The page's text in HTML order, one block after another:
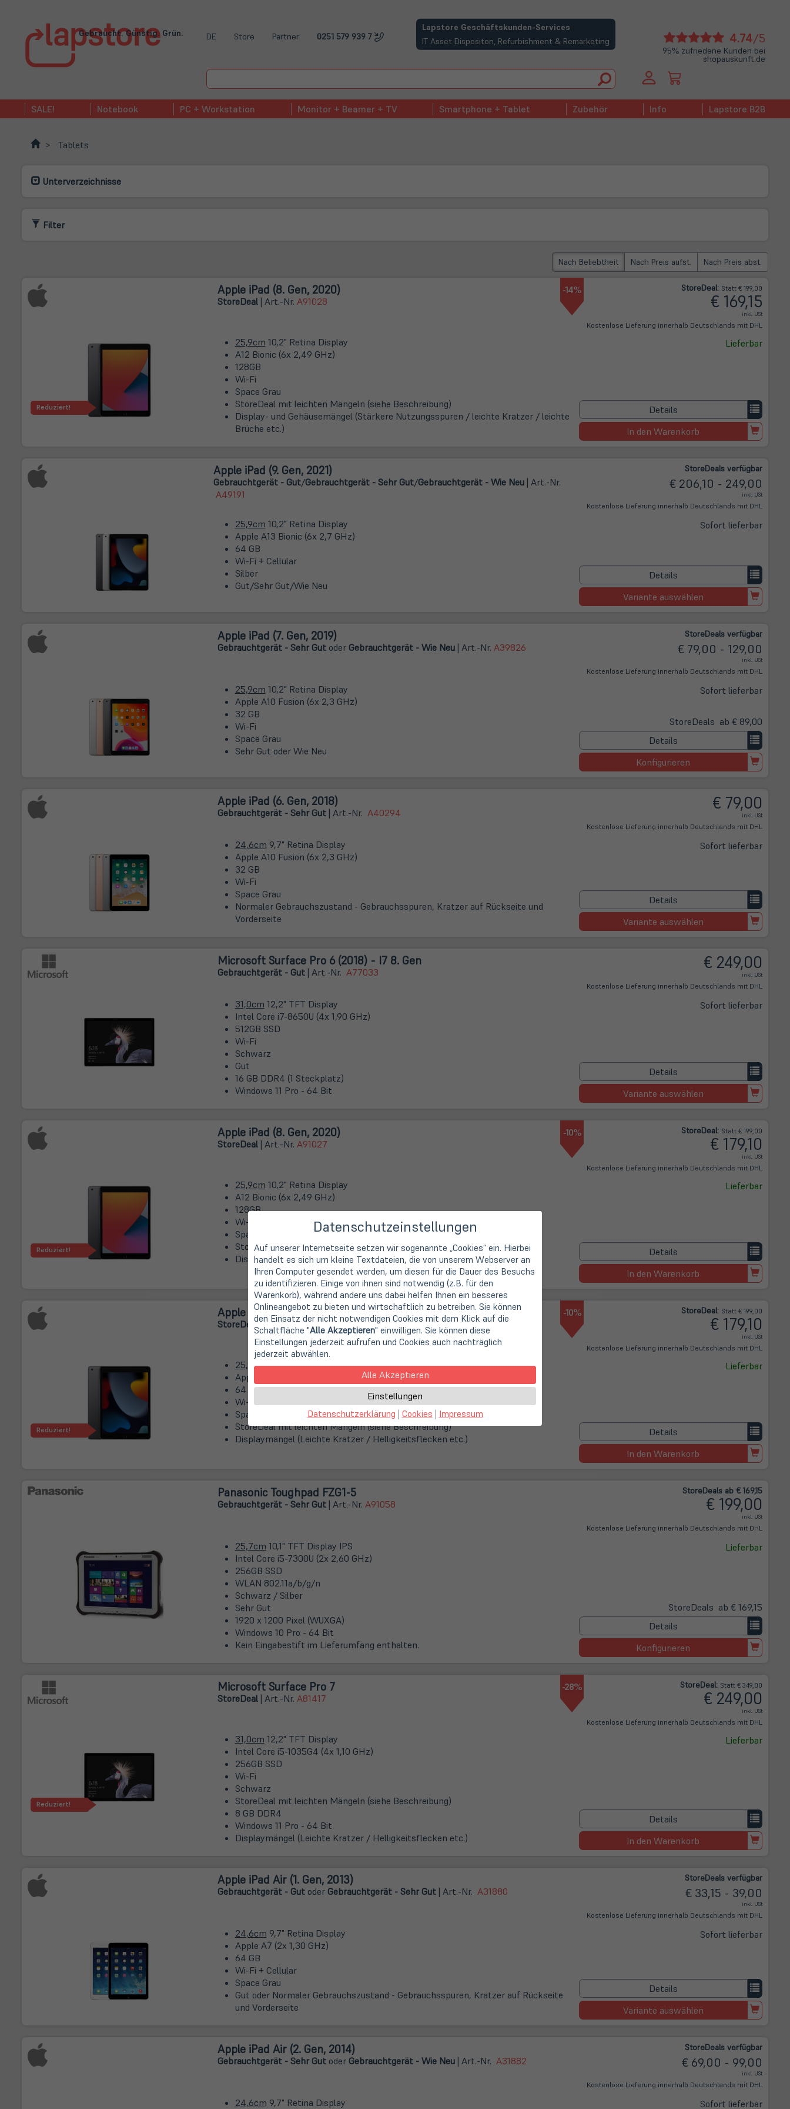
Gebraucht. Günstig. Grün. DE Store Partner 0251 579 939 7
Lapstore Geschäftskunden-Services
IT Asset Dispositon, Refurbishment & Remarketing
(öffnet in neuem Tab)
4.74/5
95% zufriedene Kunden bei
shopauskunft.de
SALE! Notebook PC + Workstation Monitor + Beamer + TV Smartphone + Tablet Zubehör Info Lapstore B2B
Tablets
Unterverzeichnisse
Filter
Nach Beliebtheit Nach Preis aufst. Nach Preis abst.
Apple iPad (8. Gen, 2020)
StoreDeal| Art.-Nr. A91028
-14% StoreDeal: Statt € 199,00
€ 169,15
inkl. USt
Kostenlose Lieferung innerhalb Deutschlands mit DHL
Reduziert!
25,9cm 10,2" Retina Display
A12 Bionic (6x 2,49 GHz)
128GB
Wi-Fi
Space Grau
StoreDeal mit leichten Mängeln (siehe Beschreibung)
Display- und Gehäusemängel (Stärkere Nutzungsspuren / leichte Kratzer / leichte
Brüche etc.)
Lieferbar
Details
In den Warenkorb
Apple iPad (9. Gen, 2021)
Gebrauchtgerät - Gut/Gebrauchtgerät - Sehr Gut/Gebrauchtgerät - Wie Neu| Art.-Nr.
A49191
StoreDeals verfügbar
€ 206,10 - 249,00
inkl. USt
Kostenlose Lieferung innerhalb Deutschlands mit DHL
25,9cm 10,2" Retina Display
Apple A13 Bionic (6x 2,7 GHz)
64 GB
Wi-Fi + Cellular
Silber
Gut/Sehr Gut/Wie Neu
Sofort lieferbar
Details
Variante auswählen
Apple iPad (7. Gen, 2019)
Gebrauchtgerät - Sehr Gutoder Gebrauchtgerät - Wie Neu| Art.-Nr. A39826
StoreDeals verfügbar
€ 79,00 - 129,00
inkl. USt
Kostenlose Lieferung innerhalb Deutschlands mit DHL
25,9cm 10,2" Retina Display
Apple A10 Fusion (6x 2,3 GHz)
32 GB
Wi-Fi
Space Grau
Sehr Gut oder Wie Neu
Sofort lieferbar
StoreDeals ab € 89,00
Details
Konfigurieren
Apple iPad (6. Gen, 2018)
Gebrauchtgerät - Sehr Gut| Art.-Nr. A40294 € 79,00
inkl. USt
Kostenlose Lieferung innerhalb Deutschlands mit DHL
24,6cm 9,7" Retina Display
Apple A10 Fusion (6x 2,3 GHz)
32 GB
Wi-Fi
Space Grau
Normaler Gebrauchszustand - Gebrauchsspuren, Kratzer auf Rückseite und
Vorderseite
Sofort lieferbar
Details
Variante auswählen
Microsoft Surface Pro 6 (2018) - I7 8. Gen
Gebrauchtgerät - Gut| Art.-Nr. A77033 € 249,00
inkl. USt
Kostenlose Lieferung innerhalb Deutschlands mit DHL
31,0cm 12,2" TFT Display
Intel Core i7-8650U (4x 1,90 GHz)
512GB SSD
Wi-Fi
Schwarz
Gut
16 GB DDR4 (1 Steckplatz)
Windows 11 Pro - 64 Bit
Sofort lieferbar
Details
Variante auswählen
Apple iPad (8. Gen, 2020)
StoreDeal| Art.-Nr. A91027
-10% StoreDeal: Statt € 199,00
€ 179,10
inkl. USt
Kostenlose Lieferung innerhalb Deutschlands mit DHL
Reduziert!
25,9cm 10,2" Retina Display
A12 Bionic (6x 2,49 GHz)
128GB
Wi-Fi
Space Grau
StoreDeal mit leichten Mängeln (siehe Beschreibung)
Displaymängel (Leichte Kratzer / Helligkeitsflecken etc.)
Lieferbar
Details
In den Warenkorb
Apple iPad (9. Gen, 2021)
StoreDeal| Art.-Nr.A92871
-10% StoreDeal: Statt € 199,00
€ 179,10
inkl. USt
Kostenlose Lieferung innerhalb Deutschlands mit DHL
Reduziert!
25,9cm10,2" Retina Display
Apple A13 Bionic (6x 2,7 GHz)
64 GB
Wi-Fi
Space Grau
StoreDeal mit leichten Mängeln (siehe Beschreibung)
Displaymängel (Leichte Kratzer / Helligkeitsflecken etc.)
Lieferbar
Details
In den Warenkorb
Panasonic Toughpad FZG1-5
Gebrauchtgerät - Sehr Gut| Art.-Nr. A91058
StoreDeals ab € 169,15
€ 199,00
inkl. USt
Kostenlose Lieferung innerhalb Deutschlands mit DHL
25,7cm 10,1" TFT Display IPS
Intel Core i5-7300U (2x 2,60 GHz)
256GB SSD
WLAN 802.11a/b/g/n
Schwarz / Silber
Sehr Gut
1920 x 1200 Pixel (WUXGA)
Windows 10 Pro - 64 Bit
Kein Eingabestift im Lieferumfang enthalten.
Lieferbar
StoreDeals ab € 169,15
Details
Konfigurieren
Microsoft Surface Pro 7
StoreDeal| Art.-Nr. A81417
-28% StoreDeal: Statt € 349,00
€ 249,00
inkl. USt
Kostenlose Lieferung innerhalb Deutschlands mit DHL
Reduziert!
31,0cm 12,2" TFT Display
Intel Core i5-1035G4 (4x 1,10 GHz)
256GB SSD
Wi-Fi
Schwarz
StoreDeal mit leichten Mängeln (siehe Beschreibung)
8 GB DDR4
Windows 11 Pro - 64 Bit
Displaymängel (Leichte Kratzer / Helligkeitsflecken etc.)
Lieferbar
Details
In den Warenkorb
Apple iPad Air (1. Gen, 2013)
Gebrauchtgerät - Gutoder Gebrauchtgerät - Sehr Gut| Art.-Nr. A31880
StoreDeals verfügbar
€ 33,15 - 39,00
inkl. USt
Kostenlose Lieferung innerhalb Deutschlands mit DHL
24,6cm 9,7" Retina Display
Apple A7 (2x 1,30 GHz)
64 GB
Wi-Fi + Cellular
Space Grau
Gut oder Normaler Gebrauchszustand - Gebrauchsspuren, Kratzer auf Rückseite
und Vorderseite
Sofort lieferbar
Details
Variante auswählen
Apple iPad Air (2. Gen, 2014)
Gebrauchtgerät - Sehr Gutoder Gebrauchtgerät - Wie Neu| Art.-Nr. A31882
StoreDeals verfügbar
€ 69,00 - 99,00
inkl. USt
Kostenlose Lieferung innerhalb Deutschlands mit DHL
24,6cm 9,7" Retina Display Sofort lieferbar
Datenschutzeinstellungen
Auf unserer Internetseite setzen wir sogenannte „Cookies“ ein. Hierbei
handelt es sich um kleine Textdateien, die von unserem Webserver an
Ihren Computer gesendet werden, um diesen für die Dauer des Besuchs
zu identifizieren. Einige von ihnen sind notwendig (z.B. für den
Warenkorb), während andere uns dabei helfen Ihnen ein besseres
Onlineangebot zu bieten und wirtschaftlich zu betreiben. Sie können
den Einsatz der nicht notwendigen Cookies mit dem Klick auf die
Schaltfläche "Alle Akzeptieren" einwilligen. Sie können diese
Einstellungen jederzeit aufrufen und Cookies auch nachträglich
jederzeit abwählen.
Alle Akzeptieren
Einstellungen
Datenschutzerklärung | Cookies | Impressum